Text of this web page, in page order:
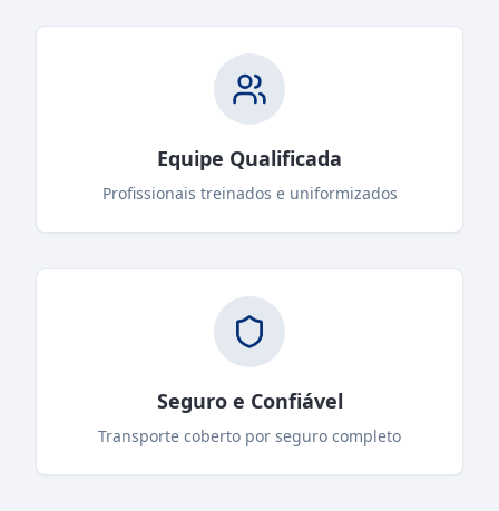
Equipe Qualificada
Profissionais treinados e uniformizados
Seguro e Confiável
Transporte coberto por seguro completo